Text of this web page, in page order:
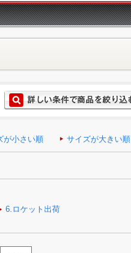
が小さい順 サイズが大きい順